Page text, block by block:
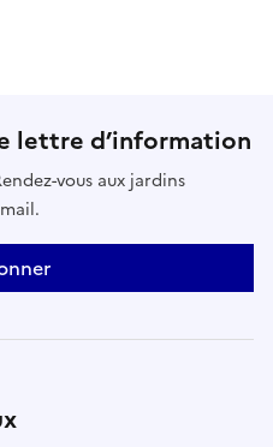
lettre d’information
vous aux jardins